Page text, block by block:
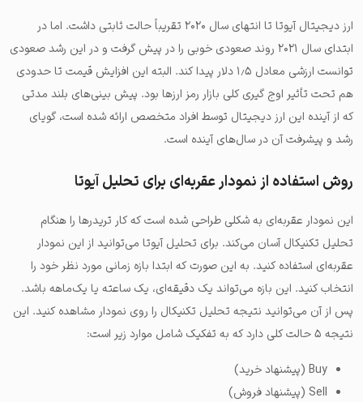
ارز دیجیتال آیوتا تا انتهای سال ۲۰۲۰ تقریباً حالت ثابتی داشت. اما در
ابتدای سال ۲۰۲۱ روند صعودی خوبی را در پیش گرفت و در این رشد صعودی
توانست ارزشی معادل ۱٫۵ دلار پیدا کند. البته این افزایش قیمت تا حدودی
هم تحت تأثیر اوج گیری کلی بازار رمز ارزها بود. پیش بینی‌های بلند مدتی
که از آینده این ارز دیجیتال توسط افراد متخصص ارائه شده است، گویای
رشد و پیشرفت آن در سال‌های آینده است.
روش استفاده از نمودار عقربه‌ای برای تحلیل آیوتا
این نمودار عقربه‌ای به شکلی طراحی شده است که کار تریدرها را هنگام
تحلیل تکنیکال آسان می‌کند. برای تحلیل آیوتا می‌توانید از این نمودار
عقربه‌ای استفاده کنید. به این صورت که ابتدا بازه زمانی مورد نظر خود را
انتخاب کنید. این بازه می‌تواند یک دقیقه‌ای، یک ساعته یا یک‌ماهه باشد.
پس از آن می‌توانید نتیجه تحلیل تکنیکال را روی نمودار مشاهده کنید. این
نتیجه ۵ حالت کلی دارد که به تفکیک شامل موارد زیر است:
Buy (پیشنهاد خرید)
Sell (پیشنهاد فروش)